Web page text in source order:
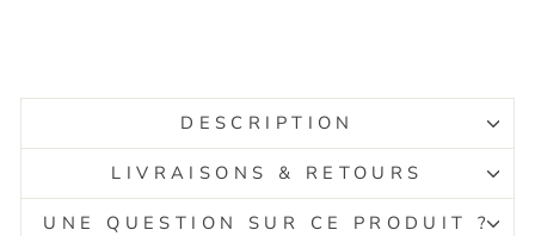
DESCRIPTION
LIVRAISONS & RETOURS
UNE QUESTION SUR CE PRODUIT ?